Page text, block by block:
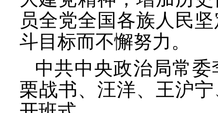
员全党全国各族人民
斗目标而不懈努力。
中共中央政治局常
栗战书、汪洋、王沪